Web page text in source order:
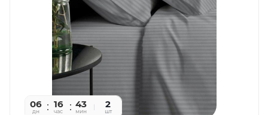
06
дн
16
час
43
мин
55
сек
2
шт